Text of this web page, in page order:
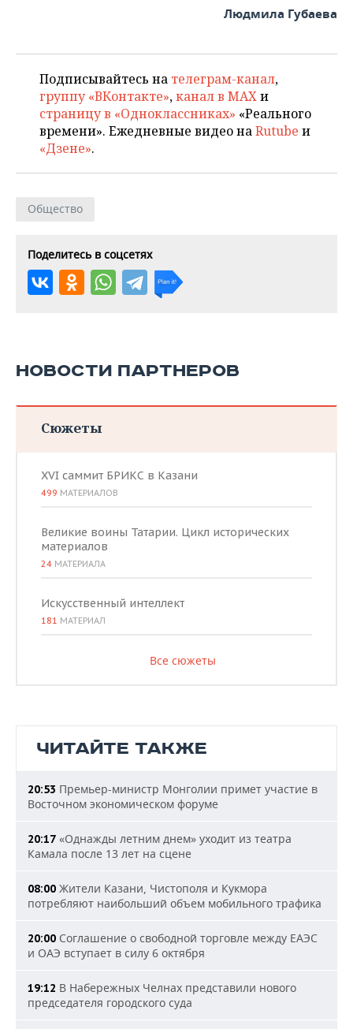
Людмила Губаева
Подписывайтесь на телеграм-канал,
группу «ВКонтакте»,канал в MAXи
страницу в «Одноклассниках» «Реального
времени». Ежедневные видео наRutube и
«Дзене».
Общество
Поделитесь в соцсетях
НОВОСТИ ПАРТНЕРОВ
Сюжеты
XVI саммит БРИКС в Казани
499 МАТЕРИАЛОВ
Великие воины Татарии. Цикл исторических
материалов
24 МАТЕРИАЛА
Искусственный интеллект
181 МАТЕРИАЛ
Все сюжеты
ЧИТАЙТЕ ТАКЖЕ
20:53 Премьер-министр Монголии примет участие в
Восточном экономическом форуме
20:17 «Однажды летним днем» уходит из театра
Камала после 13 лет на сцене
08:00 Жители Казани, Чистополя и Кукмора
потребляют наибольший объем мобильного трафика
20:00 Соглашение о свободной торговле между ЕАЭС
и ОАЭ вступает в силу 6 октября
19:12 В Набережных Челнах представили нового
председателя городского суда